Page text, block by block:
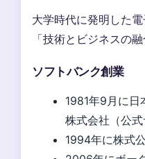
大学時代に発明した
「技術とビジネスの
ソフトバンク創業
1981年9月に日
株式会社（公式
1994年に株式